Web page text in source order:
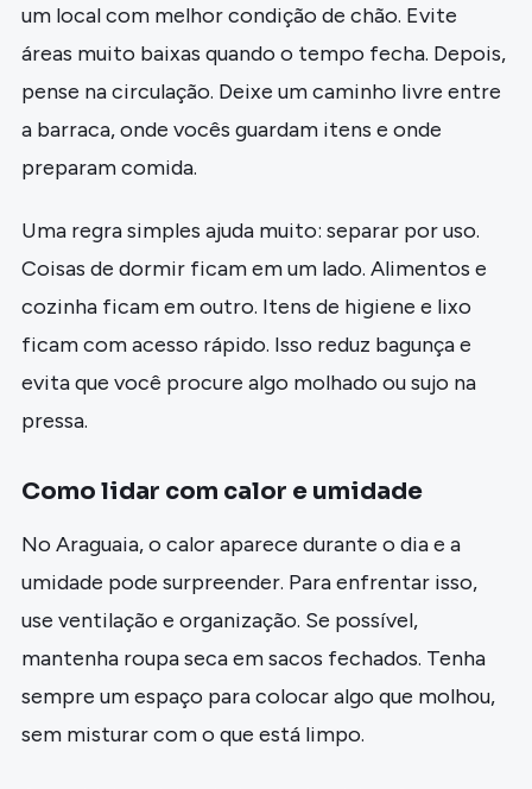
um local com melhor condição de chão. Evite
áreas muito baixas quando o tempo fecha. Depois,
pense na circulação. Deixe um caminho livre entre
a barraca, onde vocês guardam itens e onde
preparam comida.
Uma regra simples ajuda muito: separar por uso.
Coisas de dormir ficam em um lado. Alimentos e
cozinha ficam em outro. Itens de higiene e lixo
ficam com acesso rápido. Isso reduz bagunça e
evita que você procure algo molhado ou sujo na
pressa.
Como lidar com calor e umidade
No Araguaia, o calor aparece durante o dia e a
umidade pode surpreender. Para enfrentar isso,
use ventilação e organização. Se possível,
mantenha roupa seca em sacos fechados. Tenha
sempre um espaço para colocar algo que molhou,
sem misturar com o que está limpo.